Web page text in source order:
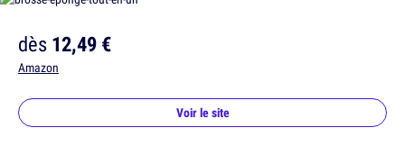
dès12,49 €
Amazon
Voir le site